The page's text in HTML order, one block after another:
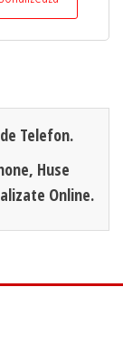
Telefon.
Huse
Online.